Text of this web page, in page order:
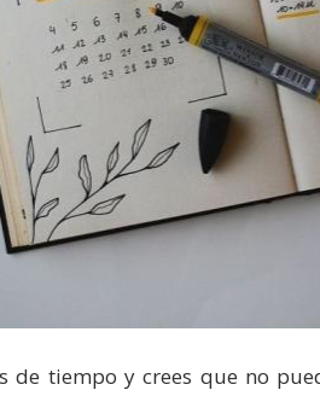
de tiempo y crees que no